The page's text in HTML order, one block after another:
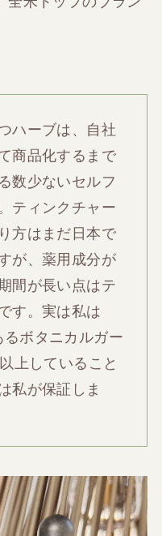
ハーブは、自社
商品化するまで
数少ないセルフ
ティンクチャー
方はまだ日本で
が、薬用成分が
間が長い点はテ
す。実は私は
ボタニカルガー
上していること
私が保証しま